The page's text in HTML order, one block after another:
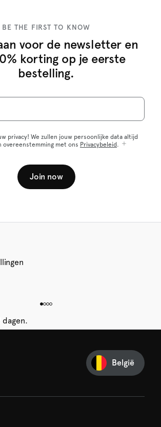
BE THE FIRST TO KNOW
voor de newsletter en
korting op je eerste
bestelling.
privacy! We zullen jouw persoonlijke data altijd
overeenstemming met ons Privacybeleid .
Join now
België